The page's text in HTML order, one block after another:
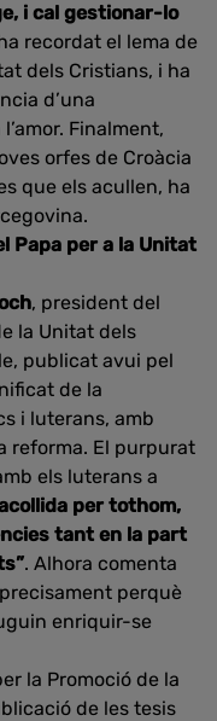
i cal gestionar-lo
recordat el lema de
dels Cristians, i ha
d’una
Finalment,
orfes de Croàcia
que els acullen, ha
Papa per a la Unitat
, president del
la Unitat dels
publicat avui pel
de la
i luterans, amb
reforma. El purpurat
els luterans a
per tothom,
tant en la part
. Alhora comenta
perquè
enriquir-se
la Promoció de la
de les tesis